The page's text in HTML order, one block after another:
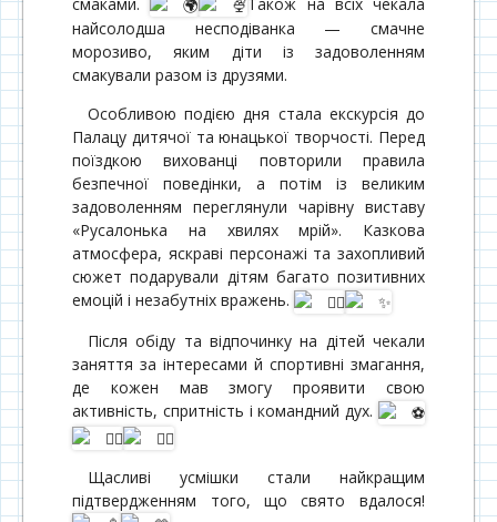
найсолодша несподіванка — смачне
морозиво, яким діти із задоволенням
смакували разом із друзями.
Особливою подією дня стала екскурсія до
Палацу дитячої та юнацької творчості. Перед
поїздкою вихованці повторили правила
безпечної поведінки, а потім із великим
задоволенням переглянули чарівну виставу
«Русалонька на хвилях мрій». Казкова
атмосфера, яскраві персонажі та захопливий
сюжет подарували дітям багато позитивних
емоцій і незабутніх вражень.
Після обіду та відпочинку на дітей чекали
заняття за інтересами й спортивні змагання,
де кожен мав змогу проявити свою
активність, спритність і командний дух.
Щасливі усмішки стали найкращим
підтвердженням того, що свято вдалося!